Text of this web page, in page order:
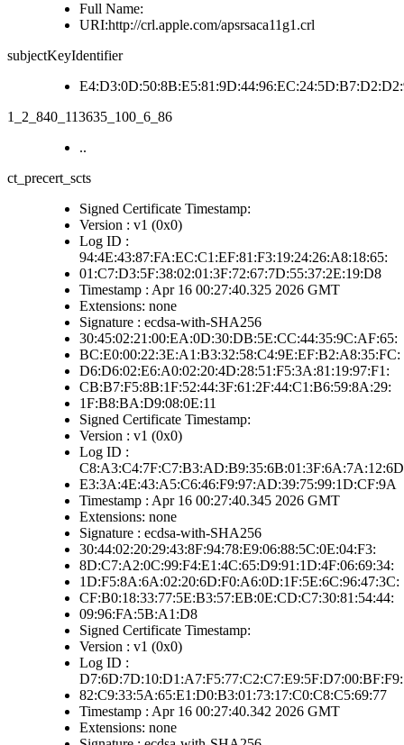
Full Name:
URI:http://crl.apple.com/apsrsaca11g1.crl
subjectKeyIdentifier
1_2_840_113635_100_6_86
..
ct_precert_scts
Signed Certificate Timestamp:
Version : v1 (0x0)
Log ID :
94:4E:43:87:FA:EC:C1:EF:81:F3:19:24:26:A8:18:65:
01:C7:D3:5F:38:02:01:3F:72:67:7D:55:37:2E:19:D8
Timestamp : Apr 16 00:27:40.325 2026 GMT
Extensions: none
Signature : ecdsa-with-SHA256
30:45:02:21:00:EA:0D:30:DB:5E:CC:44:35:9C:AF:65:
BC:E0:00:22:3E:A1:B3:32:58:C4:9E:EF:B2:A8:35:FC:
D6:D6:02:E6:A0:02:20:4D:28:51:F5:3A:81:19:97:F1:
CB:B7:F5:8B:1F:52:44:3F:61:2F:44:C1:B6:59:8A:29:
1F:B8:BA:D9:08:0E:11
Signed Certificate Timestamp:
Version : v1 (0x0)
Log ID :
E3:3A:4E:43:A5:C6:46:F9:97:AD:39:75:99:1D:CF:9A
Timestamp : Apr 16 00:27:40.345 2026 GMT
Extensions: none
Signature : ecdsa-with-SHA256
30:44:02:20:29:43:8F:94:78:E9:06:88:5C:0E:04:F3:
8D:C7:A2:0C:99:F4:E1:4C:65:D9:91:1D:4F:06:69:34:
1D:F5:8A:6A:02:20:6D:F0:A6:0D:1F:5E:6C:96:47:3C:
CF:B0:18:33:77:5E:B3:57:EB:0E:CD:C7:30:81:54:44:
09:96:FA:5B:A1:D8
Signed Certificate Timestamp:
Version : v1 (0x0)
Log ID :
D7:6D:7D:10:D1:A7:F5:77:C2:C7:E9:5F:D7:00:BF:F9:
82:C9:33:5A:65:E1:D0:B3:01:73:17:C0:C8:C5:69:77
Timestamp : Apr 16 00:27:40.342 2026 GMT
Extensions: none